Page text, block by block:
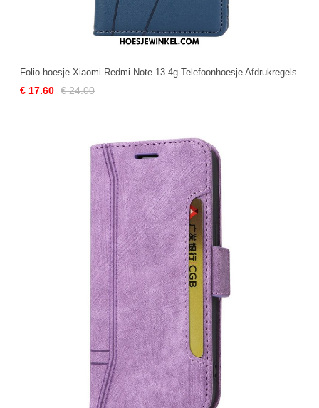
Folio-hoesje Xiaomi Redmi Note 13 4g Telefoonhoesje Afdrukregels
€ 17.60 € 24.00